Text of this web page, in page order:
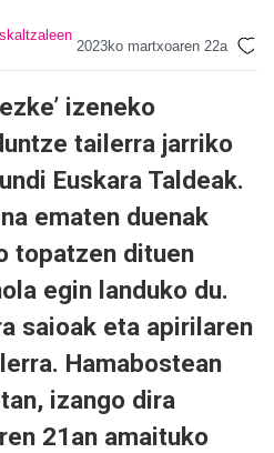
2023ko martxoaren 22a
izeneko
tailerra jarriko
Euskara Taldeak.
ematen duenak
topatzen dituen
egin landuko du.
saioak eta apirilaren
Hamabostean
izango dira
21an amaituko